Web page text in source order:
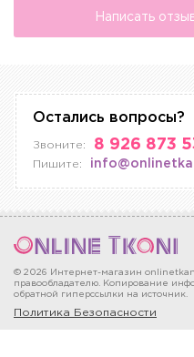
Написать
Остались вопросы?
Звоните: 8 926 873
Пишите:
© 2026 Интернет-магазин
правообладателю. Копирование
обратной гиперссылки на источник.
Политика Безопасности